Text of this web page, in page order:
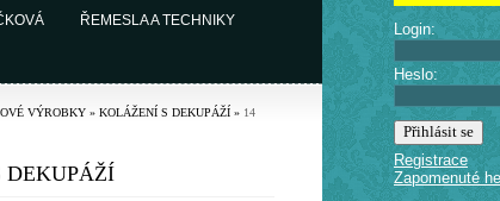
ŘEMESLA A TECHNIKY
VÝROBKY » KOLÁŽENÍ S DEKUPÁŽÍ » 14
DEKUPÁŽÍ
Login:
Heslo:
Registrace
Zapomenuté